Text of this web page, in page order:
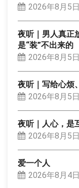
2026年8月5日
夜听｜男人真正
是“装”不出来的
2026年8月5日
夜听｜写给心烦
2026年8月5日
夜听｜人心，是
2026年8月5日
爱一个人
2026年8月4日